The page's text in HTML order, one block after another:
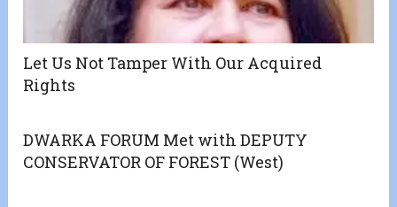
Let Us Not Tamper With Our Acquired
Rights
DWARKA FORUM Met with DEPUTY
CONSERVATOR OF FOREST (West)